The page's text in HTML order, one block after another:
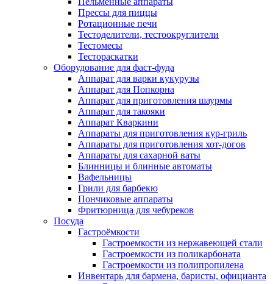
Прессы для пиццы
Ротационные печи
Тестоделители, тестоокруглители
Тестомесы
Тестораскатки
Оборудование для фаст-фуда
Аппарат для варки кукурузы
Аппарат для Попкорна
Аппарат для приготовления шаурмы
Аппарат для такояки
Аппарат Кваркини
Аппараты для приготовления кур-гриль
Аппараты для приготовления хот-догов
Аппараты для сахарной ваты
Блинницы и блинные автоматы
Вафельницы
Грили для барбекю
Пончиковые аппараты
Фритюрница для чебуреков
Посуда
Гастроёмкости
Гастроемкости из нержавеющей стали
Гастроемкости из поликарбоната
Гастроемкости из полипропилена
Инвентарь для бармена, баристы, официанта